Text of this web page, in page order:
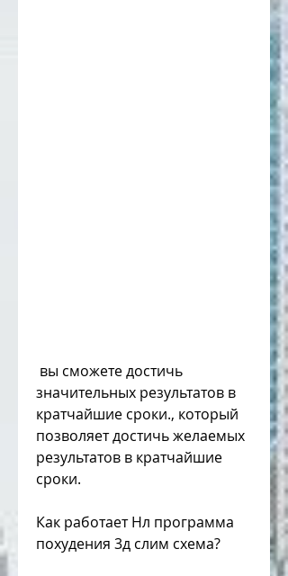
значительных результатов в
кратчайшие сроки., который
позволяет достичь желаемых
результатов в кратчайшие
сроки.
Как работает Нл программа
похудения 3д слим схема?